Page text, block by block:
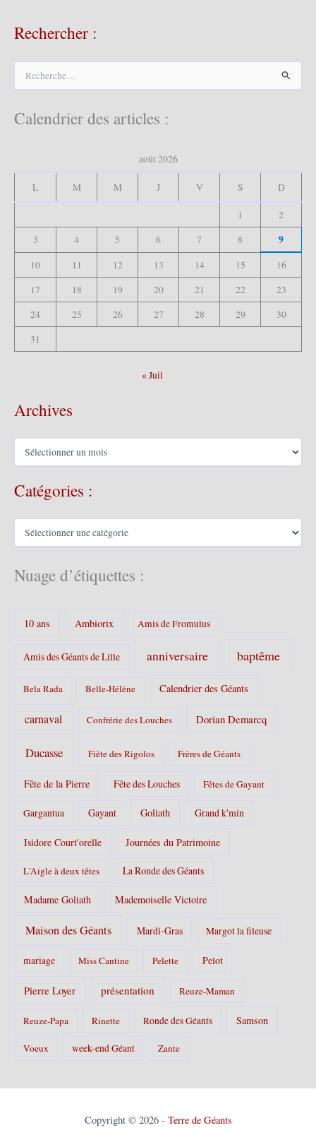
Rechercher :
e
Calendrier des articles :
août 2026
L M M J V S D
1
2
3
4 5 6 7 8 9
10 11 12 13 14 15
16
17
18 19 20 21 22
23
24
25 26 27 28 29
30
31
« Juil
Archives
A
h
s
Catégories :
C
é
g
Nuage d’étiquettes :
10 ans Ambiorix Amis de Fromulus
Amis des Géants de Lille anniversaire baptême
Bela Rada Belle-Hélène Calendrier des Géants
carnaval Confrérie des Louches Dorian Demarcq
Ducasse Fiète des Rigolos Frères de Géants
Fête de la Pierre Fête des Louches Fêtes de Gayant
Gargantua Gayant Goliath Grand k'min
Isidore Court'orelle Journées du Patrimoine
L'Aigle à deux têtes La Ronde des Géants
Madame Goliath Mademoiselle Victoire
Maison des Géants Mardi-Gras Margot la fileuse
mariage Miss Cantine Pelette Pelot
Pierre Loyer présentation Reuze-Maman
Reuze-Papa Rinette Ronde des Géants Samson
Voeux week-end Géant Zante
Copyright © 2026 - Terre de Géants